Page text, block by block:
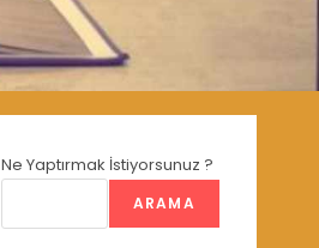
Ne Yaptırmak İstiyorsunuz ?
ARAMA